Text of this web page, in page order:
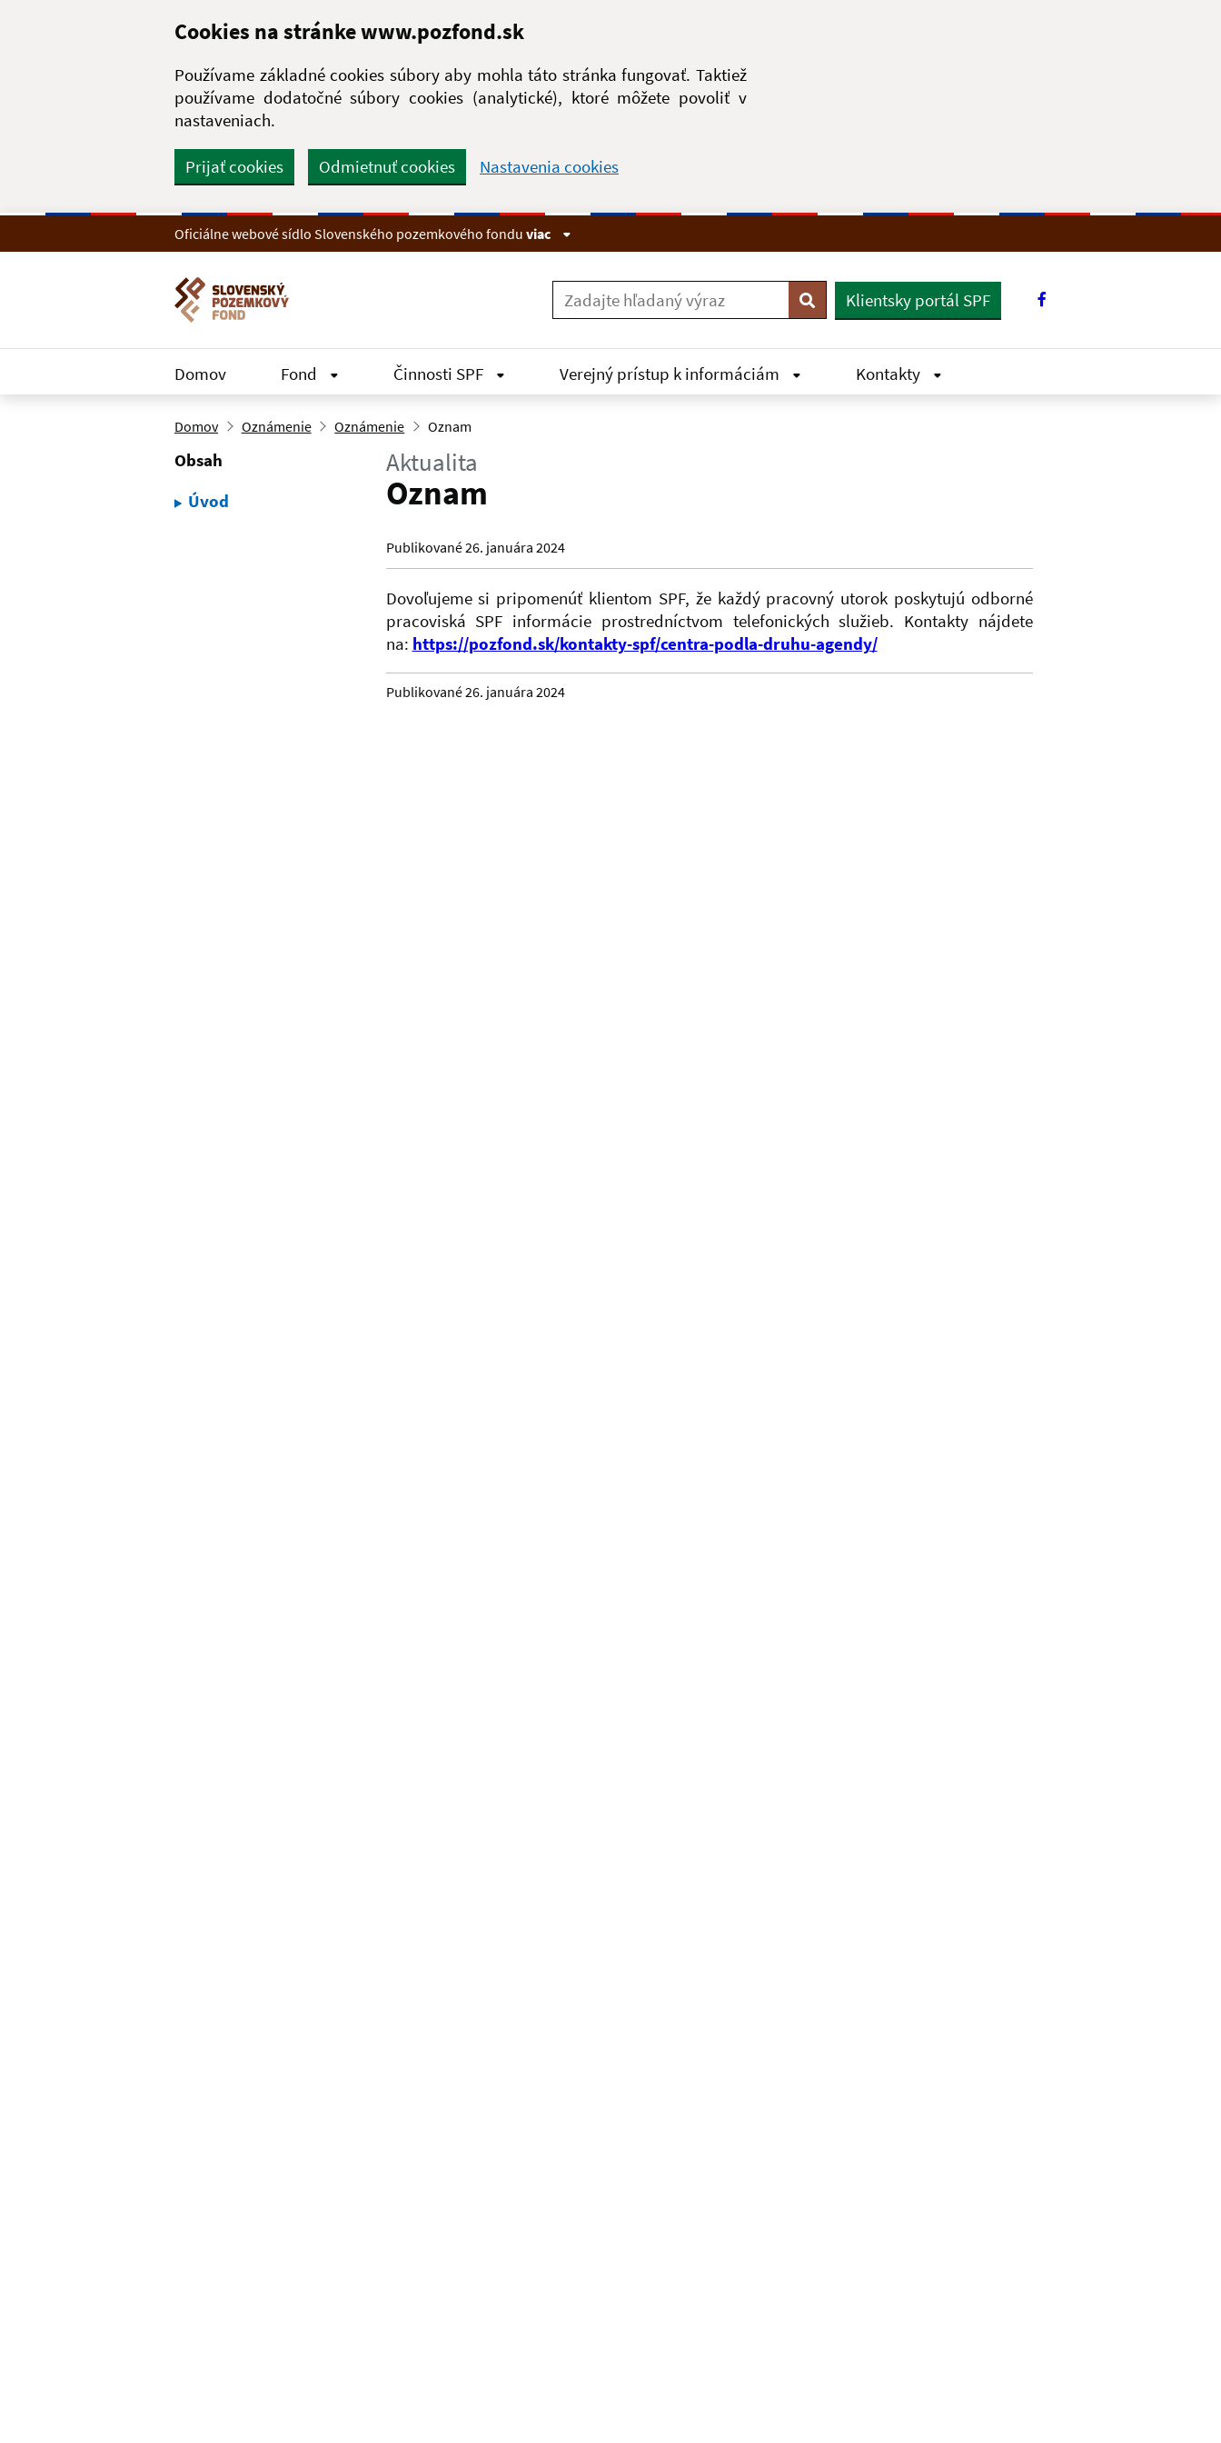
Cookies na stránke www.pozfond.sk
Používame základné cookies súbory aby mohla táto stránka fungovať. Taktiež
používame dodatočné súbory cookies (analytické), ktoré môžete povoliť v
nastaveniach.
Prijať cookies Odmietnuť cookies Nastavenia cookies
Oficiálne webové sídlo Slovenského pozemkového fondu viac
Vyhľadávanie
Klientsky portál SPF
Domov Fond Činnosti SPF Verejný prístup k informáciám Kontakty
Domov Oznámenie Oznámenie Oznam
Aktualita
Oznam
Publikované 26. januára 2024
Obsah
Úvod
Dovoľujeme si pripomenúť klientom SPF, že každý pracovný utorok poskytujú odborné
pracoviská SPF informácie prostredníctvom telefonických služieb. Kontakty nájdete
na: https://pozfond.sk/kontakty-spf/centra-podla-druhu-agendy/
Publikované 26. januára 2024